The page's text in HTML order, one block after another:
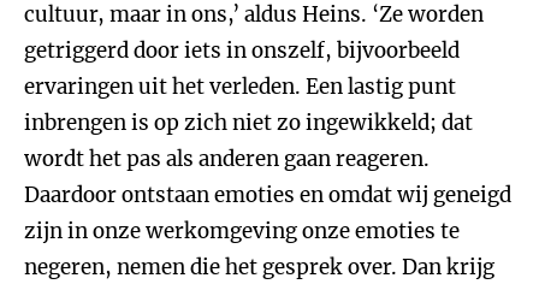
cultuur, maar in ons,’ aldus Heins. ‘Ze worden
getriggerd door iets in onszelf, bijvoorbeeld
ervaringen uit het verleden. Een lastig punt
inbrengen is op zich niet zo ingewikkeld; dat
wordt het pas als anderen gaan reageren.
Daardoor ontstaan emoties en omdat wij geneigd
zijn in onze werkomgeving onze emoties te
negeren, nemen die het gesprek over. Dan krijg